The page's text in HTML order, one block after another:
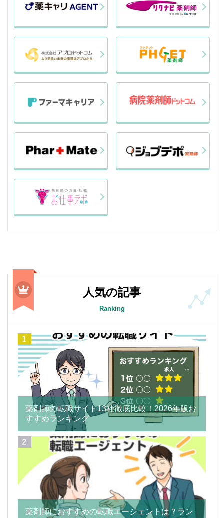
人気の記事
Ranking
薬剤師の転職サイト13社徹底比較！2026年版お
すすめランキング
薬剤師におすすめの転職エージェントは？ラン